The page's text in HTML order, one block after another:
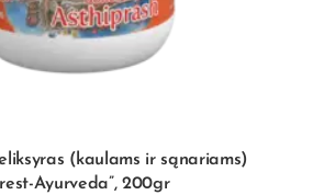
(kaulams ir sąnariams)
Ayurveda”, 200gr